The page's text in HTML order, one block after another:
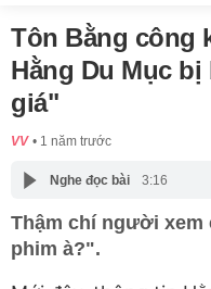
Tôn Bằng công
Hằng Du Mục
giá"
VV 1 năm trước
Nghe đọc bài 3:16
Thậm chí người xem
phim à?".